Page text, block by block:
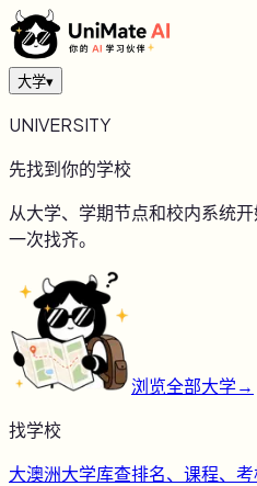
大学▾
UNIVERSITY
先找到你的学校
从大学、学期节点和校内系统
一次找齐。
浏览全部大学→
找学校
大澳洲大学库查排名、课程、